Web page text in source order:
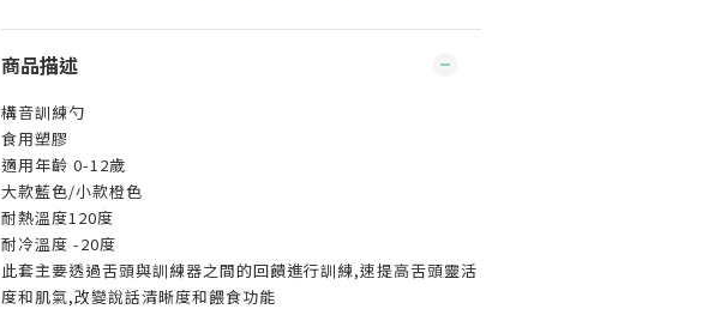
商品描述
構音訓練勺
食用塑膠
適用年齡 0-12歲
大款藍色/小款橙色
耐熱溫度120度
耐冷溫度 -20度
此套主要透過舌頭與訓練器之間的回饋進行訓練,速提高舌頭靈活
度和肌氣,改變說話清晰度和餵食功能